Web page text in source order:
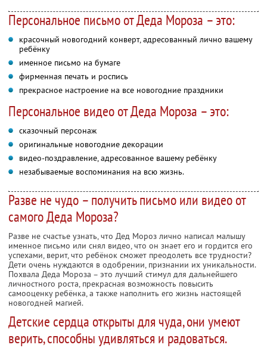
Персональное письмо от Деда Мороза – это:
красочный новогодний конверт, адресованный лично вашему
ребёнку
именное письмо на бумаге
фирменная печать и роспись
прекрасное настроение на все новогодние праздники
Персональное видео от Деда Мороза – это:
сказочный персонаж
оригинальные новогодние декорации
видео-поздравление, адресованное вашему ребёнку
незабываемые воспоминания на всю жизнь.
Разве не чудо – получить письмо или видео от
самого Деда Мороза?
Разве не счастье узнать, что Дед Мороз лично написал малышу
именное письмо или снял видео, что он знает его и гордится его
успехами, верит, что ребёнок сможет преодолеть все трудности?
Дети очень нуждаются в одобрении, признании их уникальности.
Похвала Деда Мороза – это лучший стимул для дальнейшего
личностного роста, прекрасная возможность повысить
самооценку ребёнка, а также наполнить его жизнь настоящей
новогодней магией.
Детские сердца открыты для чуда, они умеют
верить, способны удивляться и радоваться.